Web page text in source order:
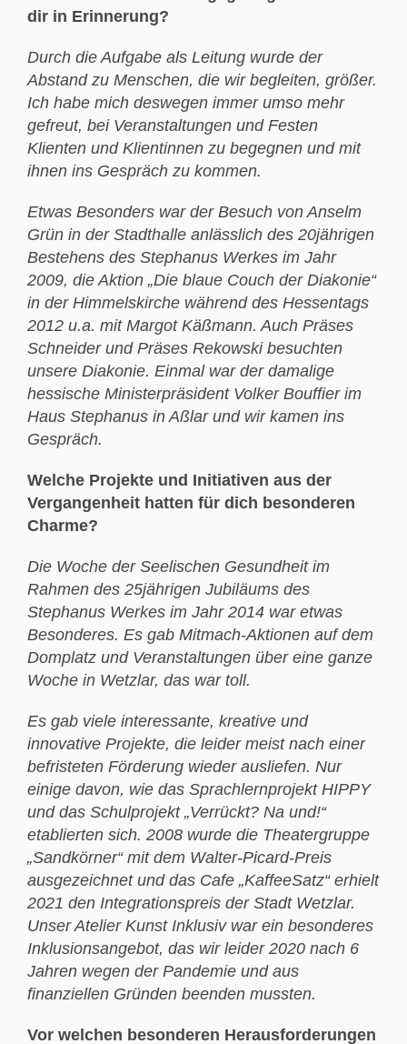
dir in Erinnerung?
Durch die Aufgabe als Leitung wurde der
Abstand zu Menschen, die wir begleiten, größer.
Ich habe mich deswegen immer umso mehr
gefreut, bei Veranstaltungen und Festen
Klienten und Klientinnen zu begegnen und mit
ihnen ins Gespräch zu kommen.
Etwas Besonders war der Besuch von Anselm
Grün in der Stadthalle anlässlich des 20jährigen
Bestehens des Stephanus Werkes im Jahr
2009, die Aktion „Die blaue Couch der Diakonie“
in der Himmelskirche während des Hessentags
2012 u.a. mit Margot Käßmann. Auch Präses
Schneider und Präses Rekowski besuchten
unsere Diakonie. Einmal war der damalige
hessische Ministerpräsident Volker Bouffier im
Haus Stephanus in Aßlar und wir kamen ins
Gespräch.
Welche Projekte und Initiativen aus der
Vergangenheit hatten für dich besonderen
Charme?
Die Woche der Seelischen Gesundheit im
Rahmen des 25jährigen Jubiläums des
Stephanus Werkes im Jahr 2014 war etwas
Besonderes. Es gab Mitmach-Aktionen auf dem
Domplatz und Veranstaltungen über eine ganze
Woche in Wetzlar, das war toll.
Es gab viele interessante, kreative und
innovative Projekte, die leider meist nach einer
befristeten Förderung wieder ausliefen. Nur
einige davon, wie das Sprachlernprojekt HIPPY
und das Schulprojekt „Verrückt? Na und!“
etablierten sich. 2008 wurde die Theatergruppe
„Sandkörner“ mit dem Walter-Picard-Preis
ausgezeichnet und das Cafe „KaffeeSatz“ erhielt
2021 den Integrationspreis der Stadt Wetzlar.
Unser Atelier Kunst Inklusiv war ein besonderes
Inklusionsangebot, das wir leider 2020 nach 6
Jahren wegen der Pandemie und aus
finanziellen Gründen beenden mussten.
Vor welchen besonderen Herausforderungen